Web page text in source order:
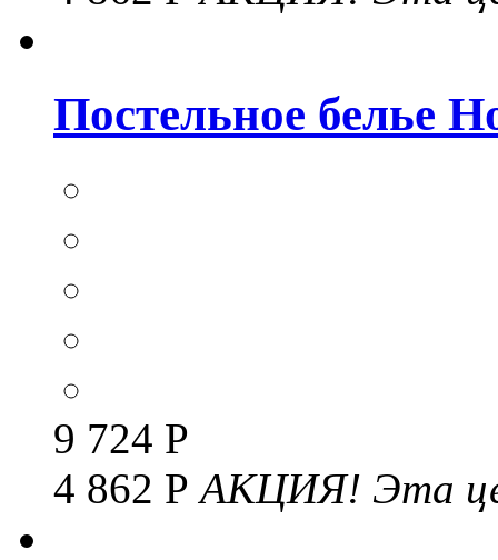
Постельное белье
9 724 Р
4 862 Р АКЦИЯ! Эта